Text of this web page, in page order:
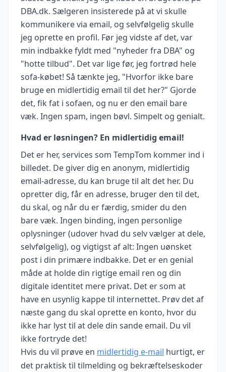
DBA.dk. Sælgeren insisterede på at vi skulle
kommunikere via email, og selvfølgelig skulle
jeg oprette en profil. Før jeg vidste af det, var
min indbakke fyldt med "nyheder fra DBA" og
"hotte tilbud". Det var lige før, jeg fortrød hele
sofa-købet! Så tænkte jeg, "Hvorfor ikke bare
bruge en midlertidig email til det her?" Gjorde
det, fik fat i sofaen, og nu er den email bare
væk. Ingen spam, ingen bøvl. Simpelt og genialt.
Hvad er løsningen? En midlertidig email!
Det er her, services som TempTom kommer ind i
billedet. De giver dig en anonym, midlertidig
email-adresse, du kan bruge til alt det her. Du
opretter dig, får en adresse, bruger den til det,
du skal, og når du er færdig, smider du den
bare væk. Ingen binding, ingen personlige
oplysninger (udover hvad du selv vælger at dele,
selvfølgelig), og vigtigst af alt: Ingen uønsket
post i din primære indbakke. Det er en genial
måde at holde din rigtige email ren og din
digitale identitet mere privat. Det er som at
have en usynlig kappe til internettet. Prøv det af
næste gang du skal oprette en konto, hvor du
ikke har lyst til at dele din sande email. Du vil
ikke fortryde det!
Hvis du vil prøve en midlertidig e‑mail hurtigt, er
det praktisk til tilmelding og bekræftelseskoder